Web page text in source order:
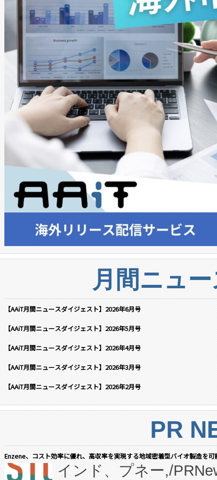
月間ニュ
【AAiT月間ニュースダイジェスト】2026年6月号
【AAiT月間ニュースダイジェスト】2026年5月号
【AAiT月間ニュースダイジェスト】2026年4月号
【AAiT月間ニュースダイジェスト】2026年3月号
【AAiT月間ニュースダイジェスト】2026年2月号
PR
Enzene、コスト効率に優れ、高収率を実現する地域密着型バイオ製造を
インド、プネー,/